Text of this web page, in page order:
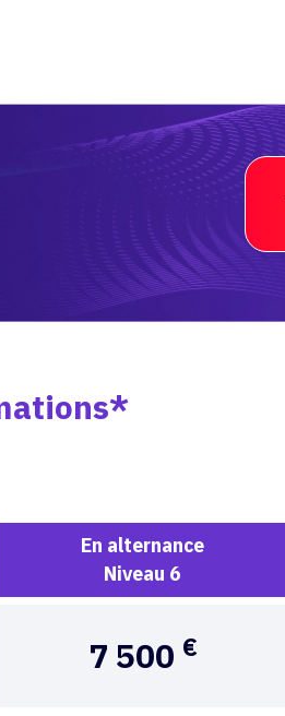
En alternance
Niveau 6
7 500 €